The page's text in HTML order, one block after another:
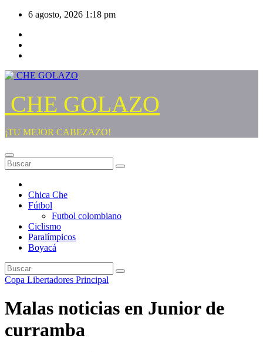
Saltar
contenido
6 agosto, 2026 1:18 pm
CHE GOLAZO
¡TU MEJOR CABEZAZO!
Chica Che
Fútbol
Futbol colombiano
Ciclismo
Paralímpicos
Boyacá
Copa Libertadores Principal
Malas noticias en Junior de
curramba